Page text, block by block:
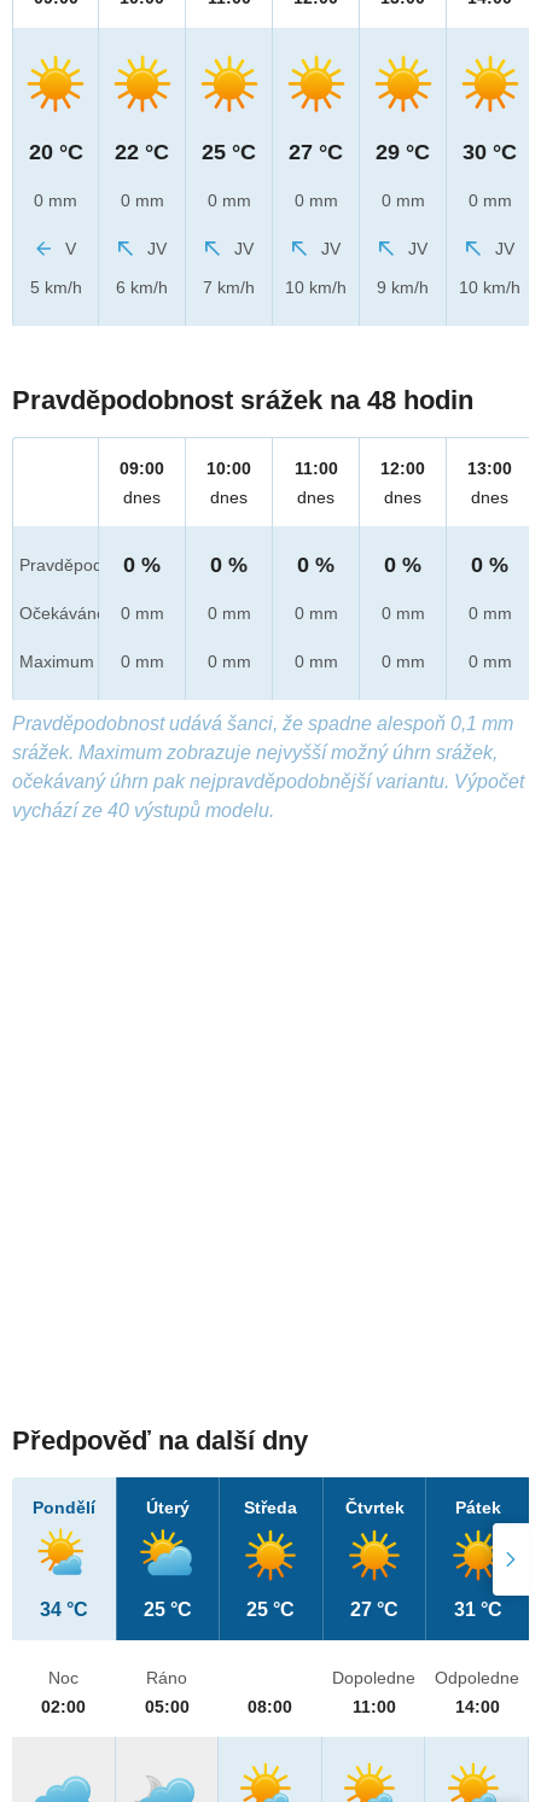
20 °C
0 mm
V
5 km/h
22 °C
0 mm
JV
6 km/h
25 °C
0 mm
JV
7 km/h
27 °C
0 mm
JV
10 km/h
29 °C
0 mm
JV
9 km/h
30 °C
0 mm
JV
10 km/h
Pravděpodobnost srážek na 48 hodin
Pravděpod.
Očekáváno
Maximum
09:00
dnes
0 %
0 mm
0 mm
10:00
dnes
0 %
0 mm
0 mm
11:00
dnes
0 %
0 mm
0 mm
12:00
dnes
0 %
0 mm
0 mm
13:00
dnes
0 %
0 mm
0 mm
Pravděpodobnost udává šanci, že spadne alespoň 0,1 mm
srážek. Maximum zobrazuje nejvyšší možný úhrn srážek,
očekávaný úhrn pak nejpravděpodobnější variantu. Výpočet
vychází ze 40 výstupů modelu.
Předpověď na další dny
Pondělí
34 °C
Úterý
25 °C
Středa
25 °C
Čtvrtek
27 °C
Pátek
31 °C
Noc
02:00
Ráno
05:00
08:00
Dopoledne
11:00
Odpoledne
14:00